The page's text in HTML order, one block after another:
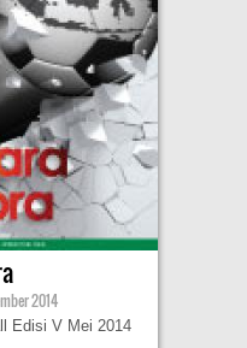
2014
Edisi V Mei 2014